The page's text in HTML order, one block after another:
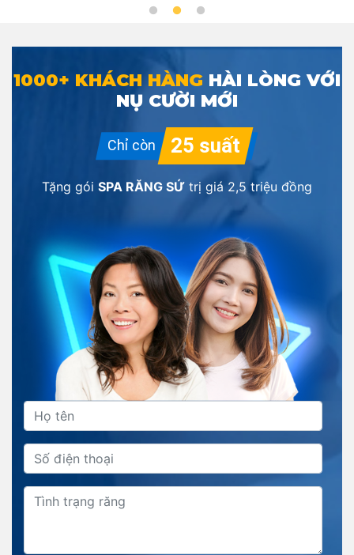
1000+ KHÁCH HÀNG HÀI LÒNG VỚI
NỤ CƯỜI MỚI
Tặng gói SPA RĂNG SỨ trị giá 2,5 triệu đồng